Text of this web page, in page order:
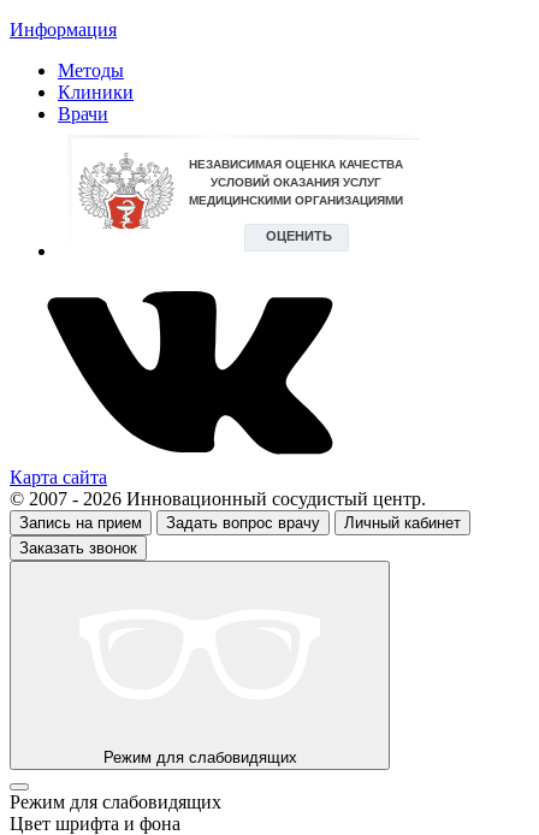
Информация
Методы
Клиники
Врачи
Карта сайта
© 2007 - 2026 Инновационный сосудистый центр.
Запись на прием Задать вопрос врачу
Личный кабинет
Заказать звонок
Режим для слабовидящих
Режим для слабовидящих
Цвет шрифта и фона